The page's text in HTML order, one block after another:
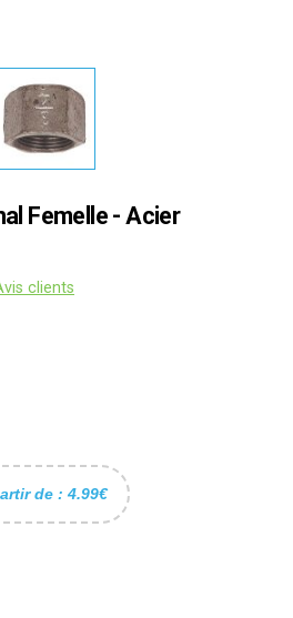
Femelle - Acier
clients
de : 4.99€